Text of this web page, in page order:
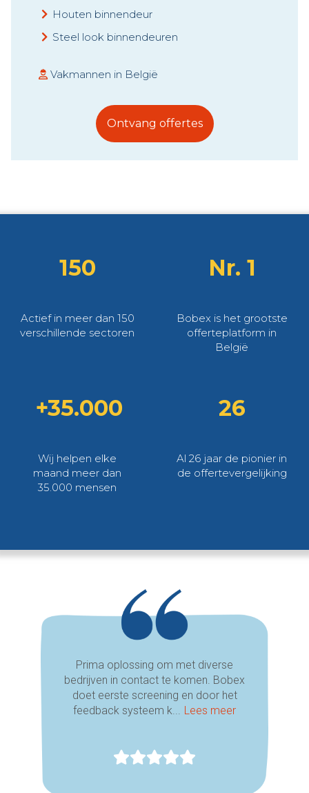
Houten binnendeur
Steel look binnendeuren
Vakmannen in België
Ontvang offertes
150
Actief in meer dan 150
verschillende sectoren
Nr. 1
Bobex is het grootste
offerteplatform in
België
+35.000
Wij helpen elke
maand meer dan
35.000 mensen
26
Al 26 jaar de pionier in
de offertevergelijking
Prima oplossing om met diverse
bedrijven in contact te komen. Bobex
doet eerste screening en door het
feedback systeem k...
Lees meer